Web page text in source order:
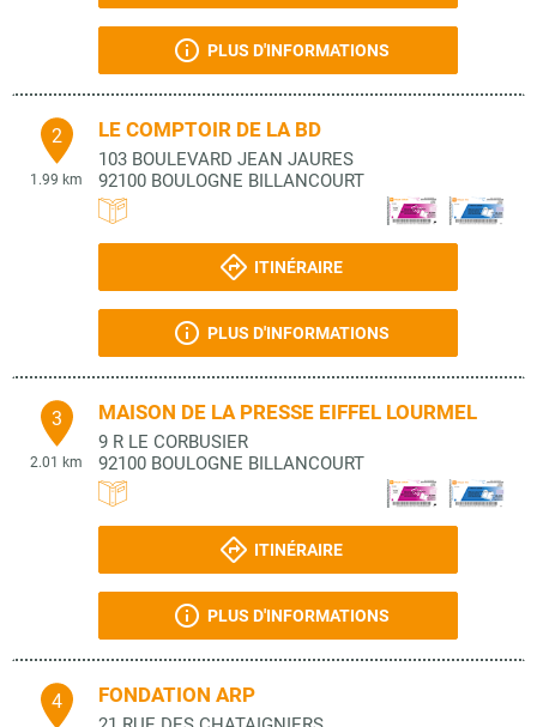
PLUS D'INFORMATIONS
2
1.99 km
LE COMPTOIR DE LA BD
103 BOULEVARD JEAN JAURES
92100 BOULOGNE BILLANCOURT
ITINÉRAIRE
PLUS D'INFORMATIONS
3
2.01 km
MAISON DE LA PRESSE EIFFEL LOURMEL
9 R LE CORBUSIER
92100 BOULOGNE BILLANCOURT
ITINÉRAIRE
PLUS D'INFORMATIONS
4 FONDATION ARP